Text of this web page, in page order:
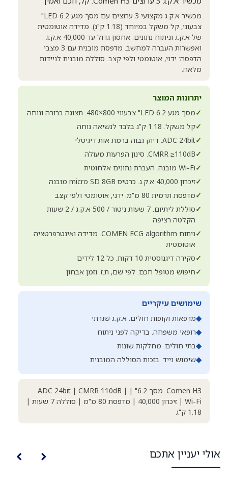
מכשיר א.ק.ג מקצועי 3 ערוצים עם מסך מגע LED 6.2"
צבעוני, קל משקל במיוחד (1.18 ק"ג). מדידה אוטומטית
של א.ק.ג וניתוח נתונים. אחסון גדול עד 40,000 א.ק.ג
ואפשרות העברה למחשב. מדפסת מובנית עם 3 מצבי
הדפסה: ידני, אוטומטי ולפי קצב. סוללה מובנית לניידות
מלאה.
יתרונות המוצר
✓מסך מגע LED 6.2" צבעוני 800×480. תצוגה ברורה ונוחה
✓קל משקל. 1.18 ק"ג בלבד לנשיאה נוחה
✓ADC 24bit. דיוק גבוה ברמת אות דיגיטלי
✓CMRR ≥110dB. סינון הפרעות מעולה
✓Wi-Fi מובנה. העברת נתונים אלחוטית
✓זיכרון 40,000 א.ק.ג. כרטיס micro SD 8GB מובנה
✓מדפסת תרמית 80 מ"מ. ידני, אוטומטי ולפי קצב
✓
סוללת ליתיום. 7 שעות ניטור / 500 א.ק.ג / 2 שעות
הקלטה רציפה
✓
ניתוח COMEN ECG algorithm. מדידה ואינטרפרטציה
אוטומטית
✓סקירה דיגנוסטית 10 דקות. כל 12 לידים
✓חיפוש מטופל חכם. לפי שם, ת.ז. וזמן אבחון
שימושים עיקריים
◆מרפאות וקופות חולים. א.ק.ג שגרתי
◆רופאי משפחה. בדיקה לפני ניתוח
◆בתי חולים. מחלקות שונות
◆שימוש נייד. בזכות הסוללה המובנית
Comen H3. מסך 6.2" | ADC 24bit | CMRR 110dB |
Wi-Fi | זיכרון 40,000 | מדפסת 80 מ"מ | סוללה 7 שעות |
1.18 ק"ג
אולי יעניין אתכם